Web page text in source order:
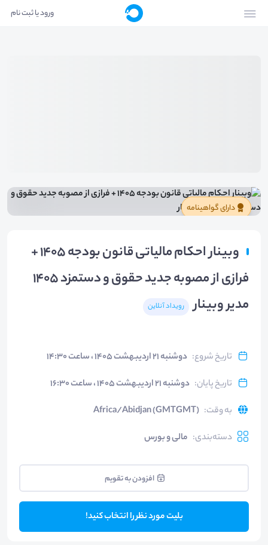
ورود یا ثبت نام
وبینار احکام مالیاتی قانون بودجه ۱۴۰۵ +
فرازی از مصوبه جدید حقوق و دستمزد 1405
مدیر وبینار
رویداد آنلاین
تاریخ شروع: دوشنبه ۲۱ اردیبهشت ۱۴۰۵ ، ساعت ۱۴:۳۰
تاریخ پایان: دوشنبه ۲۱ اردیبهشت ۱۴۰۵ ، ساعت ۱۶:۳۰
به وقت:
Africa/Abidjan (GMTGMT)
دسته‌بندی: مالی و بورس
افزودن به تقویم
بلیت مورد نظر را انتخاب کنید!
دارای گواهینامه